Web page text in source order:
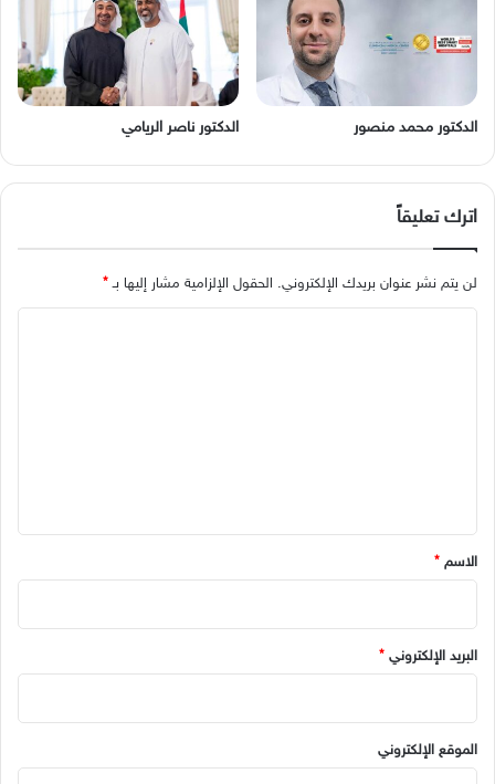
الدكتور محمد منصور الدكتور ناصر الريامي
اترك تعليقاً
لن يتم نشر عنوان بريدك الإلكتروني. الحقول الإلزامية مشار إليها بـ*
*
الاسم *
البريد الإلكتروني *
الموقع الإلكتروني